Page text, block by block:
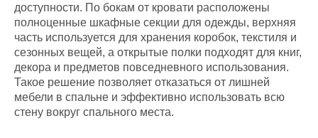
доступности. По бокам от кровати расположены
полноценные шкафные секции для одежды, верхняя
часть используется для хранения коробок, текстиля и
сезонных вещей, а открытые полки подходят для книг,
декора и предметов повседневного использования.
Такое решение позволяет отказаться от лишней
мебели в спальне и эффективно использовать всю
стену вокруг спального места.